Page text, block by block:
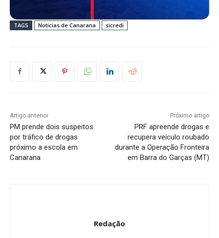
TAGS Noticias de Canarana sicredi
Artigo anterior
PM prende dois suspeitos
por tráfico de drogas
próximo a escola em
Canarana
Próximo artigo
PRF apreende drogas e
recupera veículo roubado
durante a Operação Fronteira
em Barra do Garças (MT)
Redação